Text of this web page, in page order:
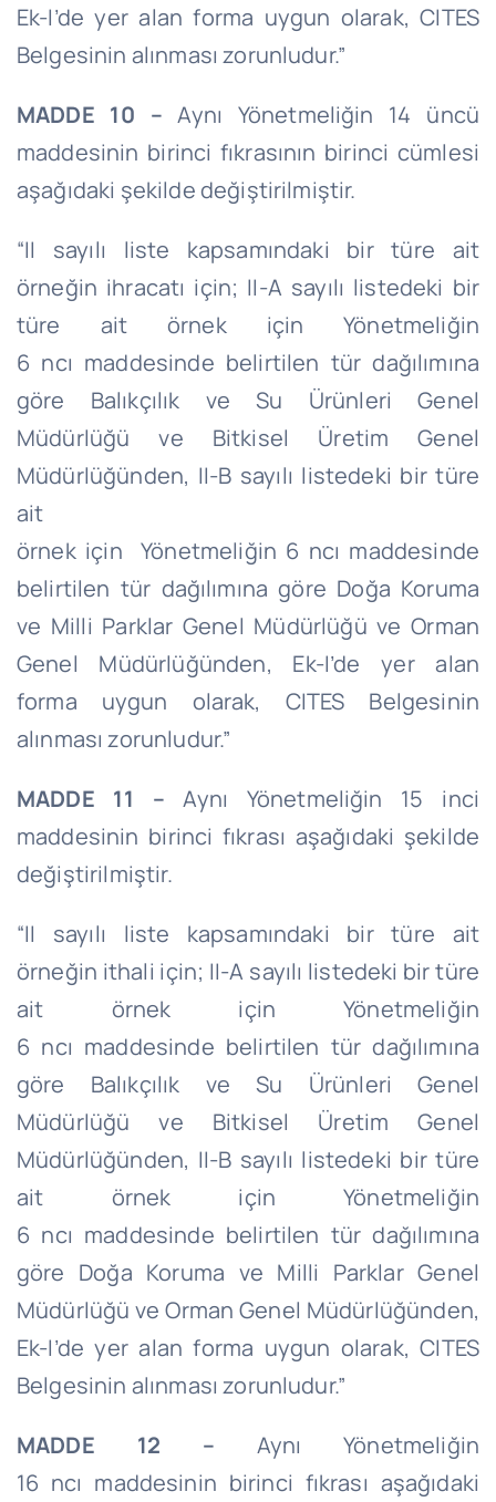
Ek-I’de yer alan forma uygun olarak, CITES
Belgesinin alınması zorunludur.”
MADDE 10 – Aynı Yönetmeliğin 14 üncü
maddesinin birinci fıkrasının birinci cümlesi
aşağıdaki şekilde değiştirilmiştir.
“II sayılı liste kapsamındaki bir türe ait
örneğin ihracatı için; II-A sayılı listedeki bir
türe ait örnek için Yönetmeliğin
6 ncı maddesinde belirtilen tür dağılımına
göre Balıkçılık ve Su Ürünleri Genel
Müdürlüğü ve Bitkisel Üretim Genel
Müdürlüğünden, II-B sayılı listedeki bir türe
ait
örnek için Yönetmeliğin 6 ncı maddesinde
belirtilen tür dağılımına göre Doğa Koruma
ve Milli Parklar Genel Müdürlüğü ve Orman
Genel Müdürlüğünden, Ek-I’de yer alan
forma uygun olarak, CITES Belgesinin
alınması zorunludur.”
MADDE 11 – Aynı Yönetmeliğin 15 inci
maddesinin birinci fıkrası aşağıdaki şekilde
değiştirilmiştir.
“II sayılı liste kapsamındaki bir türe ait
örneğin ithali için; II-A sayılı listedeki bir türe
ait örnek için Yönetmeliğin
6 ncı maddesinde belirtilen tür dağılımına
göre Balıkçılık ve Su Ürünleri Genel
Müdürlüğü ve Bitkisel Üretim Genel
Müdürlüğünden, II-B sayılı listedeki bir türe
ait örnek için Yönetmeliğin
6 ncı maddesinde belirtilen tür dağılımına
göre Doğa Koruma ve Milli Parklar Genel
Müdürlüğü ve Orman Genel Müdürlüğünden,
Ek-I’de yer alan forma uygun olarak, CITES
Belgesinin alınması zorunludur.”
MADDE 12 – Aynı Yönetmeliğin
16 ncı maddesinin birinci fıkrası aşağıdaki